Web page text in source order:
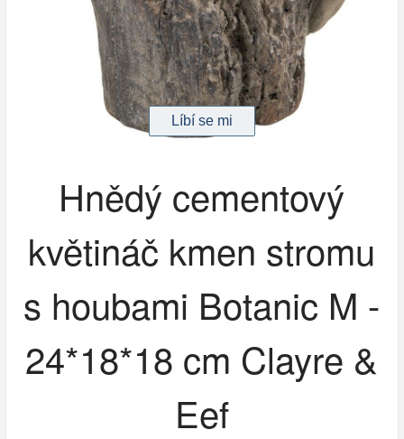
Hnědý cementový
květináč kmen stromu
s houbami Botanic M -
24*18*18 cm Clayre &
Eef